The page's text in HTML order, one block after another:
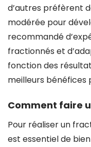
d’autres préfèrent
modérée pour
recommandé
fractionnés et
fonction des
meilleurs bénéfices
Comment faire
Pour réaliser un
est essentiel de